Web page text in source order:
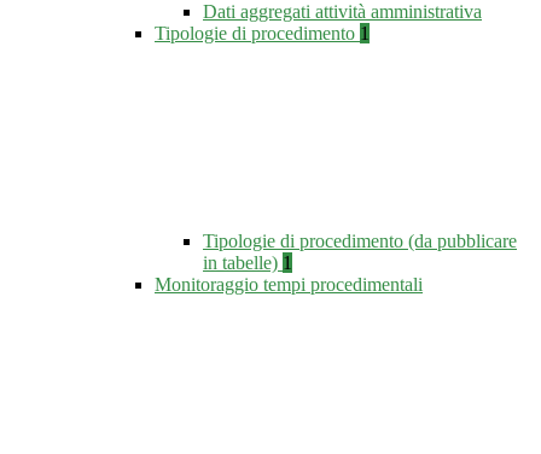
Dati aggregati attività amministrativa
Tipologie di procedimento 1
Tipologie di procedimento (da pubblicare
in tabelle) 1
Monitoraggio tempi procedimentali